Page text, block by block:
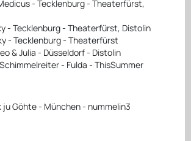
- Tecklenburg - Theaterfürst,
- Tecklenburg - Theaterfürst, Distolin
- Tecklenburg - Theaterfürst
& Julia - Düsseldorf - Distolin
- Fulda - ThisSummer
Göhte - München - nummelin3